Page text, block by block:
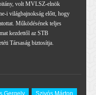
volt MVLSZ-elnök
i világbajnokság előtt, hogy
Működésének teljes
kezdettől az STB
Társaság biztosítja.
Gergely Szivós Márton